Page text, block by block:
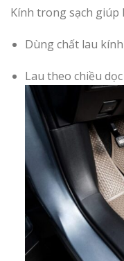
Kính trong sạch giúp
Dùng chất lau
Lau theo chiều